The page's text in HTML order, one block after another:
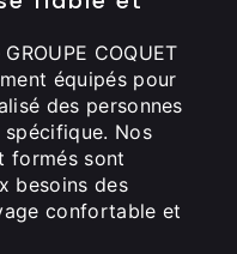
COQUET
équipés pour
des personnes
spécifique. Nos
formés sont
besoins des
confortable et